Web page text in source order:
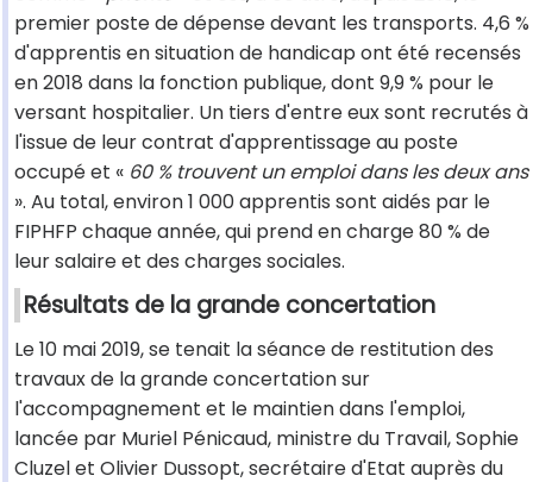
premier poste de dépense devant les transports. 4,6 %
d'apprentis en situation de handicap ont été recensés
en 2018 dans la fonction publique, dont 9,9 % pour le
versant hospitalier. Un tiers d'entre eux sont recrutés à
l'issue de leur contrat d'apprentissage au poste
occupé et « 60 % trouvent un emploi dans les deux ans
». Au total, environ 1 000 apprentis sont aidés par le
FIPHFP chaque année, qui prend en charge 80 % de
leur salaire et des charges sociales.
Résultats de la grande concertation
Le 10 mai 2019, se tenait la séance de restitution des
travaux de la grande concertation sur
l'accompagnement et le maintien dans l'emploi,
lancée par Muriel Pénicaud, ministre du Travail, Sophie
Cluzel et Olivier Dussopt, secrétaire d'Etat auprès du